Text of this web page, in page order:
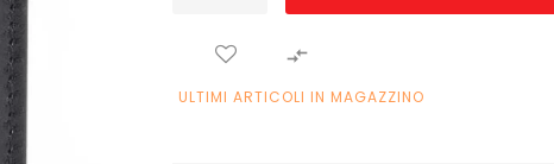

ULTIMI ARTICOLI IN MAGAZZINO